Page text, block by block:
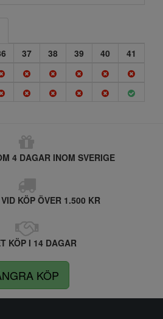
37 38 39 40
41
4 DAGAR INOM SVERIGE
KÖP ÖVER 1.500 KR
KÖP I 14 DAGAR
KÖP